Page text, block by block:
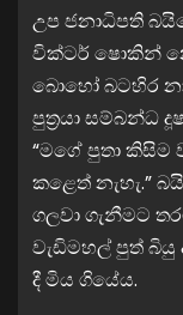
උප ජනාධිපති
වික්ටර් ෂොකින්
බොහෝ බටහිර
පුත්‍රයා සම්බන්ධ
“මගේ පුතා කිසිම
කළෙත් නැහැ.”
ගලවා ගැනීමට
වැඩිමහල් පුත්
දී මිය ගියේය.